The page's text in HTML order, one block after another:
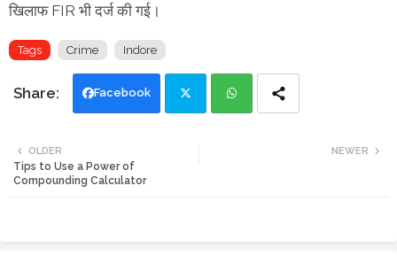
खिलाफ FIR भी दर्ज की गई।
Tags Crime Indore
Facebook
NEWER
OLDER
Tips to Use a Power of
Compounding Calculator